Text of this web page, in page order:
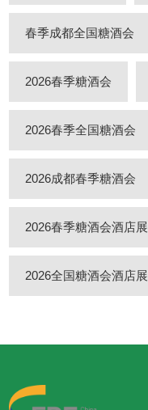
春季成都全国糖酒会
2026春季糖酒会
2026春季全国糖酒会
2026成都春季糖酒会
2026春季糖酒会酒店展
2026全国糖酒会酒店展